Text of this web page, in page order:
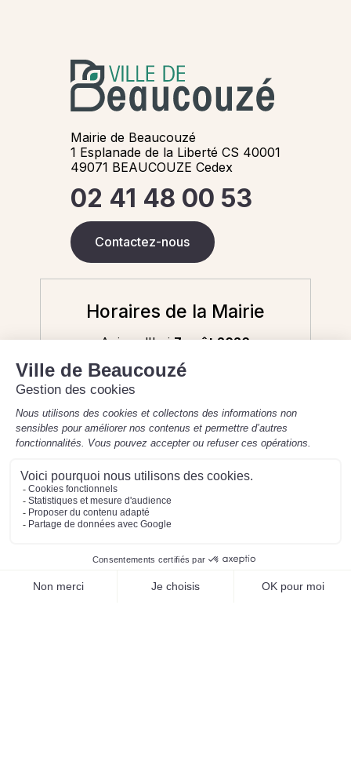
Mairie de Beaucouzé
1 Esplanade de la Liberté CS 40001
49071 BEAUCOUZE Cedex
02 41 48 00 53
Contactez-nous
Horaires de la Mairie
Aujourd'hui7 août 2026
8h30-12h / 13h30-17h30